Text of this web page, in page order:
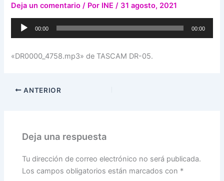
Deja un comentario / Por INE/ 31 agosto, 2021
Reproductor
00:00 00:00
«DR0000_4758.mp3» de TASCAM DR-05.
ANTERIOR
Deja una respuesta
Tu dirección de correo electrónico no será publicada.
Los campos obligatorios están marcados con *